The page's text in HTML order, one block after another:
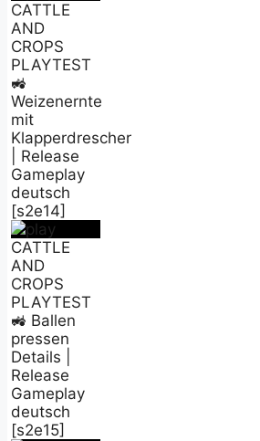
CATTLE
AND
CROPS
PLAYTEST
🚜
Weizenernte
mit
Klapperdrescher
| Release
Gameplay
deutsch
[s2e14]
CATTLE
AND
CROPS
PLAYTEST
🚜 Ballen
pressen
Details |
Release
Gameplay
deutsch
[s2e15]